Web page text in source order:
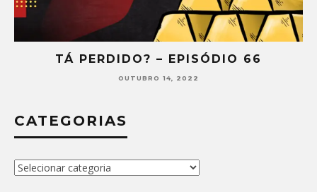
TÁ PERDIDO? – EPISÓDIO 66
OUTUBRO 14, 2022
CATEGORIAS
Categorias